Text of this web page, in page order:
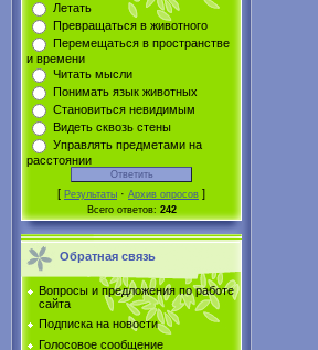
Летать
Превращаться в животного
Перемещаться в пространстве
и времени
Читать мысли
Понимать язык животных
Становиться невидимым
Видеть сквозь стены
Управлять предметами на
расстоянии
[ Результаты · Архив опросов ]
Всего ответов: 242
Обратная связь
Вопросы и предложения по работе
сайта
Подписка на новости
Голосовое сообщение